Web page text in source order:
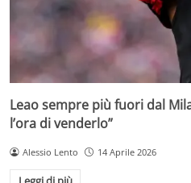
Leao sempre più fuori dal
l’ora di venderlo”
Alessio Lento 14 Aprile 2026